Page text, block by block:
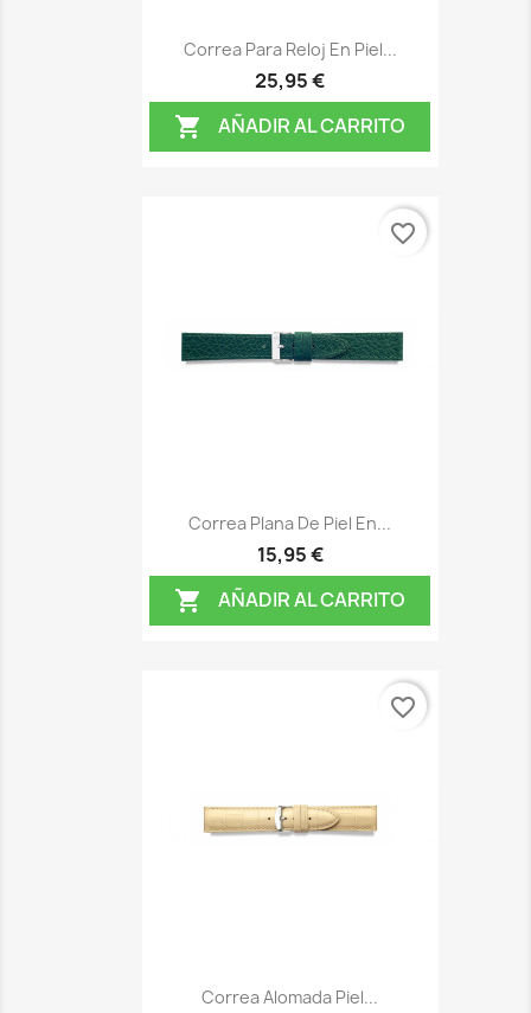
Correa Para Reloj En Piel...
25,95 €
 AÑADIR AL CARRITO
Correa Plana De Piel En...
15,95 €
 AÑADIR AL CARRITO
favorite_border
Correa Alomada Piel...
favorite_border